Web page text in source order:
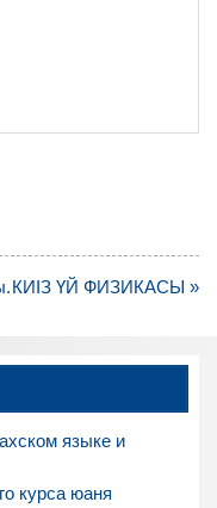
КИІЗ ҮЙ ФИЗИКАСЫ »
языке и
курса юаня